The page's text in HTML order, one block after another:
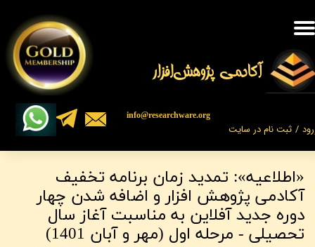
​​info@researchware.org
/ ثبت نام در سایت
حساب کاربری من
تغییر گذر واژه
سفارشات
خروج از حساب کاربری
​​​آکادمی پژوهش‌افزار
«اطلاعیه»: تمدید زمان برنامه تخفیف
آکادمی پژوهش افزار و اضافه شدن چهار
دوره جدید آفلاین به مناسبت آغاز سال
تحصیلی - مرحله اول (مهر و آبان 1401)